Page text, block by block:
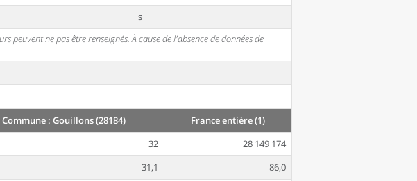
s
peuvent ne pas être renseignés. À cause de l'absence de données de
Commune : Gouillons (28184)
France entière (1)
32
28 149 174
31,1
86,0